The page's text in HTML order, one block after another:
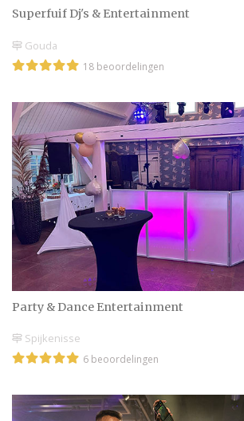
Superfuif Dj's & Entertainment
Gouda
18 beoordelingen
Party & Dance Entert​​ain​ment
Spijkenisse
6 beoordelingen